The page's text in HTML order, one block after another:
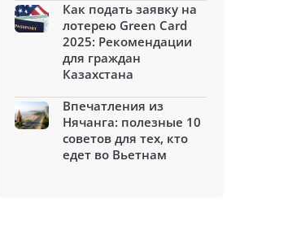
Как подать заявку на
лотерею Green Card
2025: Рекомендации
для граждан
Казахстана
Впечатления из
Нячанга: полезные 10
советов для тех, кто
едет во Вьетнам